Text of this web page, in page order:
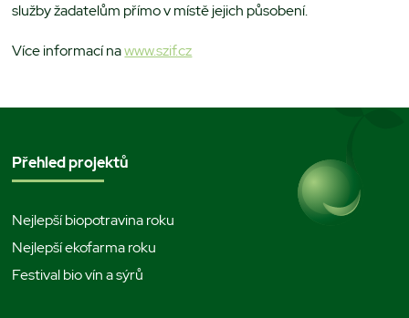
služby žadatelům přímo v místě jejich působení.
Více informací nawww.szif.cz
Přehled projektů
Nejlepší biopotravina roku
Nejlepší ekofarma roku
Festival bio vín a sýrů